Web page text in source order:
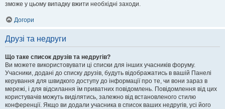
зможе у цьому випадку вжити необхідні заходи.
Догори
Друзі та недруги
Що таке список друзів та недругів?
Ви можете використовувати ці списки для інших учасників форуму.
Учасники, додані до списку друзів, будуть відображатись в вашій Панелі
керування для швидкого доступу до інформації про те, чи вони зараз в
мережі, і для відсилання їм приватних повідомлень. Повідомлення від цих
користувачів можуть виділятись, залежно від встановленого стилю
конференції. Якщо ви додали учасника в список ваших недругів, усі його